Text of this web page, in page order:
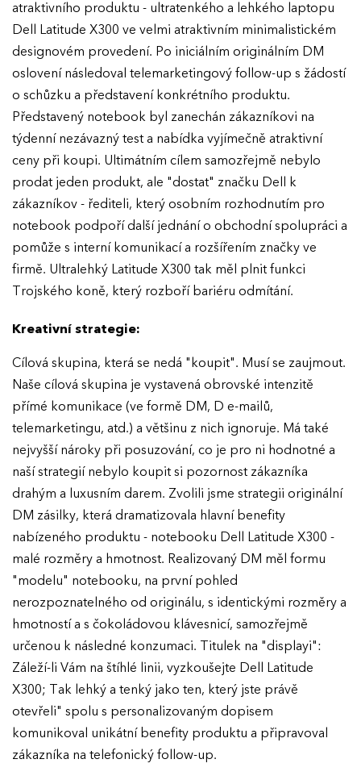
EFFIE 2026
O EFFIE
AKTUALITY
VÝSLEDKY
Ročník 2025
Ročník 2023
Ročník 2020
Ročník 2019
Ročník 2018
Ročník 2017
GALERIE
KONTAKTY
atraktivního produktu - ultratenkého a lehkého laptopu
Dell Latitude X300 ve velmi atraktivním minimalistickém
designovém provedení. Po iniciálním originálním DM
oslovení následoval telemarketingový follow-up s žádostí
o schůzku a představení konkrétního produktu.
Představený notebook byl zanechán zákazníkovi na
týdenní nezávazný test a nabídka vyjímečně atraktivní
ceny při koupi. Ultimátním cílem samozřejmě nebylo
prodat jeden produkt, ale "dostat" značku Dell k
zákazníkov - řediteli, který osobním rozhodnutím pro
notebook podpoří další jednání o obchodní spolupráci a
pomůže s interní komunikací a rozšířením značky ve
firmě. Ultralehký Latitude X300 tak měl plnit funkci
Trojského koně, který rozboří bariéru odmítání.
Kreativní strategie:
Cílová skupina, která se nedá "koupit". Musí se zaujmout.
Naše cílová skupina je vystavená obrovské intenzitě
přímé komunikace (ve formě DM, D e-mailů,
telemarketingu, atd.) a většinu z nich ignoruje. Má také
nejvyšší nároky při posuzování, co je pro ni hodnotné a
naší strategií nebylo koupit si pozornost zákazníka
drahým a luxusním darem. Zvolili jsme strategii originální
DM zásilky, která dramatizovala hlavní benefity
nabízeného produktu - notebooku Dell Latitude X300 -
malé rozměry a hmotnost. Realizovaný DM měl formu
"modelu" notebooku, na první pohled
nerozpoznatelného od originálu, s identickými rozměry a
hmotností a s čokoládovou klávesnicí, samozřejmě
určenou k následné konzumaci. Titulek na "displayi":
Záleží-li Vám na štíhlé linii, vyzkoušejte Dell Latitude
X300; Tak lehký a tenký jako ten, který jste právě
otevřeli" spolu s personalizovaným dopisem
komunikoval unikátní benefity produktu a připravoval
zákazníka na telefonický follow-up.